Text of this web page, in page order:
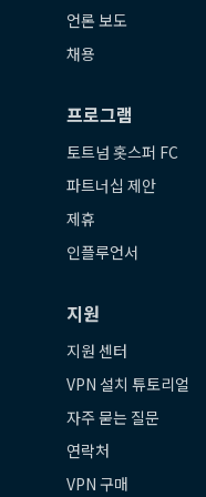
언론 보도
채용
프로그램
토트넘 홋스퍼 FC
파트너십 제안
제휴
인플루언서
지원
지원 센터
VPN 설치 튜토리얼
자주 묻는 질문
연락처
VPN 구매